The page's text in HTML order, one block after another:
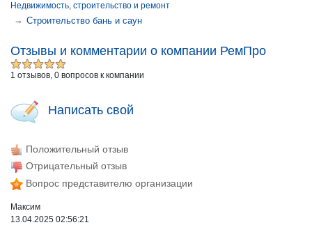
Недвижимость, строительство и ремонт
→ Строительство бань и саун
Отзывы и комментарии о компании РемПро
1 отзывов, 0 вопросов к компании
Написать свой
Положительный отзыв
Отрицательный отзыв
Вопрос представителю организации
Максим
13.04.2025 02:56:21